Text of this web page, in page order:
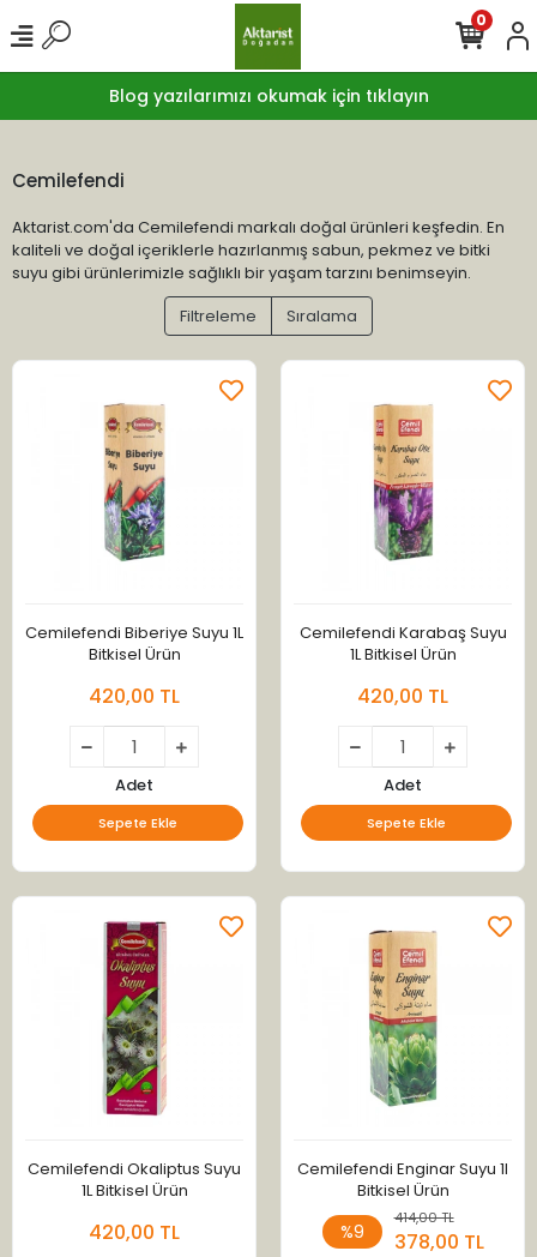
Blog yazılarımızı okumak için tıklayın
0
Cemilefendi
Aktarist.com'da Cemilefendi markalı doğal ürünleri keşfedin. En
kaliteli ve doğal içeriklerle hazırlanmış sabun, pekmez ve bitki
suyu gibi ürünlerimizle sağlıklı bir yaşam tarzını benimseyin.
Filtreleme
Sıralama
Cemilefendi Biberiye Suyu 1L
Bitkisel Ürün
420,00 TL
Adet
Sepete Ekle
Cemilefendi Karabaş Suyu
1L Bitkisel Ürün
420,00 TL
Adet
Sepete Ekle
Cemilefendi Okaliptus Suyu
1L Bitkisel Ürün
420,00 TL
Cemilefendi Enginar Suyu 1l
Bitkisel Ürün
%9
414,00 TL
378,00 TL